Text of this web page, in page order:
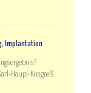
Implantation
Häupl-Kongreß